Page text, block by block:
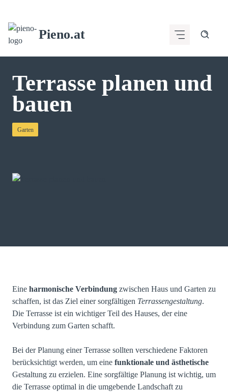
Inhalt
springen
Pieno.at
Terrasse planen und
bauen
Garten
Eine harmonische Verbindung zwischen Haus und Garten zu
schaffen, ist das Ziel einer sorgfältigen Terrassengestaltung.
Die Terrasse ist ein wichtiger Teil des Hauses, der eine
Verbindung zum Garten schafft.
Bei der Planung einer Terrasse sollten verschiedene Faktoren
berücksichtigt werden, um eine funktionale und ästhetische
Gestaltung zu erzielen. Eine sorgfältige Planung ist wichtig, um
die Terrasse optimal in die umgebende Landschaft zu